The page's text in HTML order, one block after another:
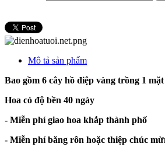
Mô tả sản phẩm
Bao gồm 6 cây hồ điệp vàng trồng 1 mặt
Hoa có độ bền 40 ngày
- Miễn phí giao hoa khắp thành phố
- Miễn phí băng rôn hoặc thiệp chúc